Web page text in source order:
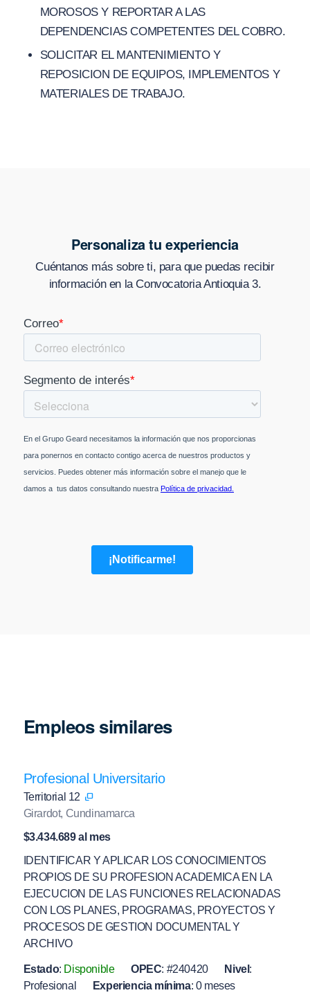
MOROSOS Y REPORTAR A LAS
DEPENDENCIAS COMPETENTES DEL COBRO.
SOLICITAR EL MANTENIMIENTO Y
REPOSICION DE EQUIPOS, IMPLEMENTOS Y
MATERIALES DE TRABAJO.
Personaliza tu experiencia
Cuéntanos más sobre ti, para que puedas recibir
información en la Convocatoria Antioquia 3.
Empleos similares
Profesional Universitario
Territorial 12
Girardot, Cundinamarca
$3.434.689 al mes
IDENTIFICAR Y APLICAR LOS CONOCIMIENTOS
PROPIOS DE SU PROFESION ACADEMICA EN LA
EJECUCION DE LAS FUNCIONES RELACIONADAS
CON LOS PLANES, PROGRAMAS, PROYECTOS Y
PROCESOS DE GESTION DOCUMENTAL Y
ARCHIVO
Estado: Disponible OPEC: #240420 Nivel :
Profesional
Experiencia mínima: 0 meses